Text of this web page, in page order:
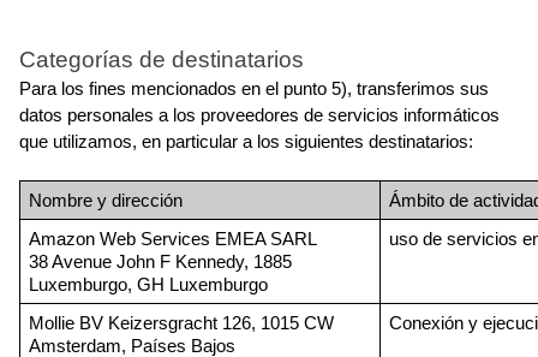
Categorías de destinatarios
Para los fines mencionados en el punto 5), transferimos sus
datos personales a los proveedores de servicios informáticos
que utilizamos, en particular a los siguientes destinatarios:
Nombre y dirección
Ámbito de
Amazon Web Services EMEA SARL
38 Avenue John F Kennedy, 1885
Luxemburgo, GH Luxemburgo
uso de servicios
Mollie BV Keizersgracht 126, 1015 CW
Amsterdam, Países Bajos
Conexión y